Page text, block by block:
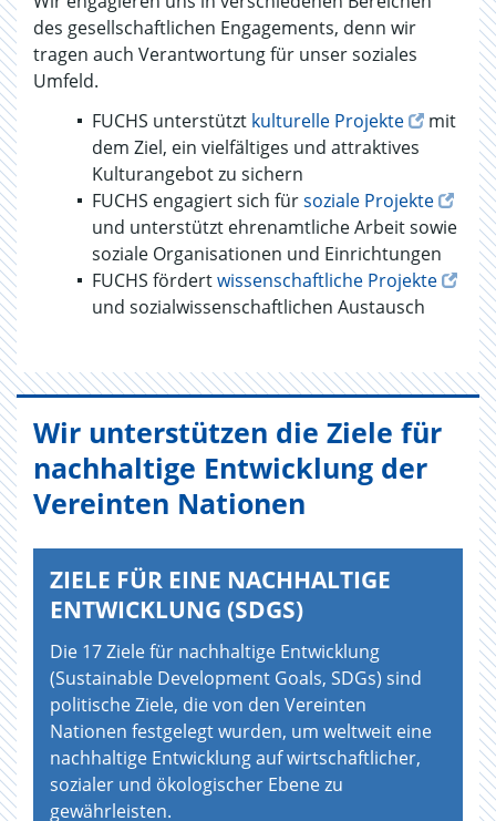
des gesellschaftlichen Engagements, denn wir
tragen auch Verantwortung für unser soziales
Umfeld.
FUCHS unterstützt kulturelle Projekte
mit
dem Ziel, ein vielfältiges und attraktives
Kulturangebot zu sichern
FUCHS engagiert sich fürsoziale Projekte
und unterstützt ehrenamtliche Arbeit sowie
soziale Organisationen und Einrichtungen
FUCHS fördertwissenschaftliche Projekte
und sozialwissenschaftlichen Austausch
Wir unterstützen die Ziele für
nachhaltige Entwicklung der
Vereinten Nationen
ZIELE FÜR EINE NACHHALTIGE
ENTWICKLUNG (SDGS)
Die 17 Ziele für nachhaltige Entwicklung
(Sustainable Development Goals, SDGs) sind
politische Ziele, die von den Vereinten
Nationen festgelegt wurden, um weltweit eine
nachhaltige Entwicklung auf wirtschaftlicher,
sozialer und ökologischer Ebene zu
gewährleisten.